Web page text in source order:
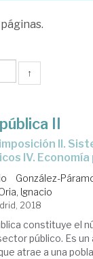
páginas.
↑
II
IV.
González-
Ignacio
2018
constituye el
público. Es
atrae a una